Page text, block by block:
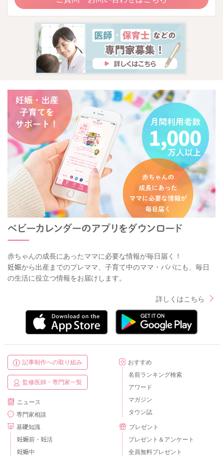
赤ちゃんの成長にあったママに必要な情報が毎日届く！
妊娠から出産までのプレママ、子育て中のママ・パパにも、毎日
の生活に役立つ情報をお届けします。
詳しくはこちら
記事制作への取り組み
監修医師・専門家一覧
ニュース
専門家相談
基礎知識
妊娠前・妊活
妊娠中
おすすめ
名前ランキング検索
アワード
マガジン
タウン誌
プレゼント
プレゼント＆アンケート
全員無料プレゼント